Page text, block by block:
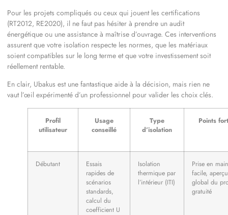
Pour les projets compliqués ou ceux qui jouent les certifications
(RT2012, RE2020), il ne faut pas hésiter à prendre un audit
énergétique ou une assistance à maîtrise d’ouvrage. Ces interventions
assurent que votre isolation respecte les normes, que les matériaux
soient compatibles sur le long terme et que votre investissement soit
réellement rentable.
En clair, Ubakus est une fantastique aide à la décision, mais rien ne
vaut l’œil expérimenté d’un professionnel pour valider les choix clés.
Profil
utilisateur
Usage
conseillé
Type
d’isolation
Points
Débutant
Essais
rapides de
scénarios
standards,
calcul du
coefficient U
Isolation
thermique par
l’intérieur (ITI)
Prise en main
facile, aperçu
global du
gratuité